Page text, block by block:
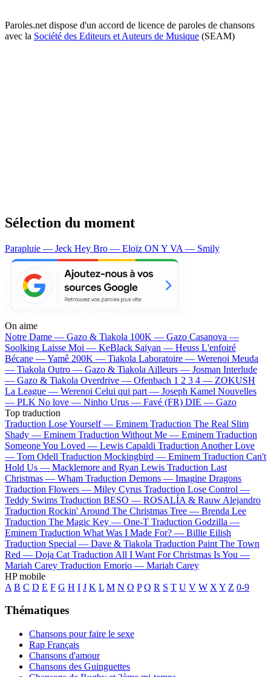
Paroles.net dispose d'un accord de licence de paroles de chansons
avec la Société des Editeurs et Auteurs de Musique (SEAM)
Sélection du moment
Parapluie — Jeck Hey Bro — Eloïz ON Y VA — Smily
On aime
Notre Dame — Gazo & Tiakola 100K — Gazo Casanova —
Soolking Laisse Moi — KeBlack Saiyan — Heuss L'enfoiré
Bécane —Yamê 200K — Tiakola Laboratoire — Werenoi Meuda
— Tiakola Outro — Gazo & Tiakola Ailleurs — Josman Interlude
— Gazo & Tiakola Overdrive — Ofenbach 1 2 3 4 — ZOKUSH
La League — Werenoi Celui qui part — Joseph Kamel Nouvelles
— PLK No love — Ninho Urus — Favé (FR) DIE — Gazo
Top traduction
Traduction Lose Yourself — Eminem Traduction The Real Slim
Shady — Eminem Traduction Without Me — Eminem Traduction
Someone You Loved — Lewis Capaldi Traduction Another Love
— Tom Odell Traduction Mockingbird — Eminem Traduction Can't
Hold Us — Macklemore and Ryan Lewis Traduction Last
Christmas — Wham Traduction Demons — Imagine Dragons
Traduction Flowers — Miley Cyrus Traduction Lose Control —
Teddy Swims Traduction BESO — ROSALÍA & Rauw Alejandro
Traduction Rockin' Around The Christmas Tree — Brenda Lee
Traduction The Magic Key — One-T Traduction Godzilla —
Eminem Traduction What Was I Made For? — Billie Eilish
Traduction Special — Dave & Tiakola Traduction Paint The Town
Red — Doja Cat Traduction All I Want For Christmas Is You —
Mariah Carey Traduction Emorio — Mariah Carey
HP mobile
A B C D E F G H I J K L M N O P Q R S T U V W X Y Z 0-9
Thématiques
Chansons pour faire le sexe
Rap Français
Chansons d'amour
Chansons des Guinguettes